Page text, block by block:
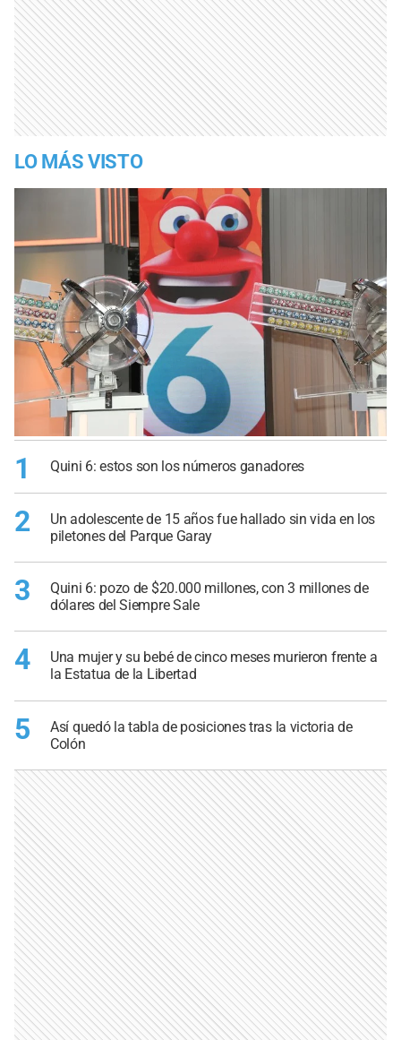
LO MÁS VISTO
1 Quini 6: estos son los números ganadores
2
Un adolescente de 15 años fue hallado sin vida en los
piletones del Parque Garay
3
Quini 6: pozo de $20.000 millones, con 3 millones de
dólares del Siempre Sale
4
Una mujer y su bebé de cinco meses murieron frente a
la Estatua de la Libertad
5
Así quedó la tabla de posiciones tras la victoria de
Colón